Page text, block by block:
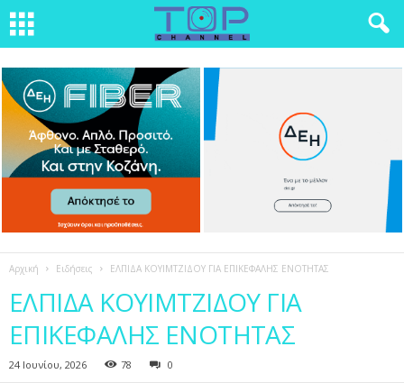
Αρχική Ειδήσεις ΕΛΠΙΔΑ ΚΟΥΙΜΤΖΙΔΟΥ ΓΙΑ ΕΠΙΚΕΦΑΛΗΣ ΕΝΟΤΗΤΑΣ
ΕΛΠΙΔΑ ΚΟΥΙΜΤΖΙΔΟΥ ΓΙΑ
ΕΠΙΚΕΦΑΛΗΣ ΕΝΟΤΗΤΑΣ
24 Ιουνίου, 2026 78 0